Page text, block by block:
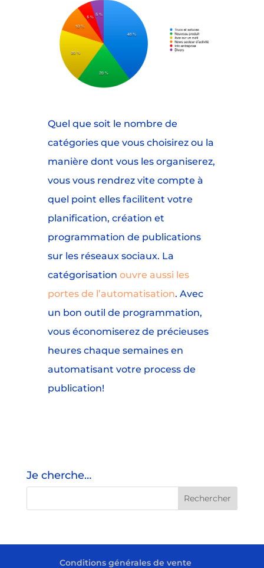
Quel que soit le nombre de
catégories que vous choisirez ou la
manière dont vous les organiserez,
vous vous rendrez vite compte à
quel point elles facilitent votre
planification, création et
programmation de publications
sur les réseaux sociaux. La
catégorisation ouvre aussi les
portes de l’automatisation. Avec
un bon outil de programmation,
vous économiserez de précieuses
heures chaque semaines en
automatisant votre process de
publication!
Je cherche…
Conditions générales de vente